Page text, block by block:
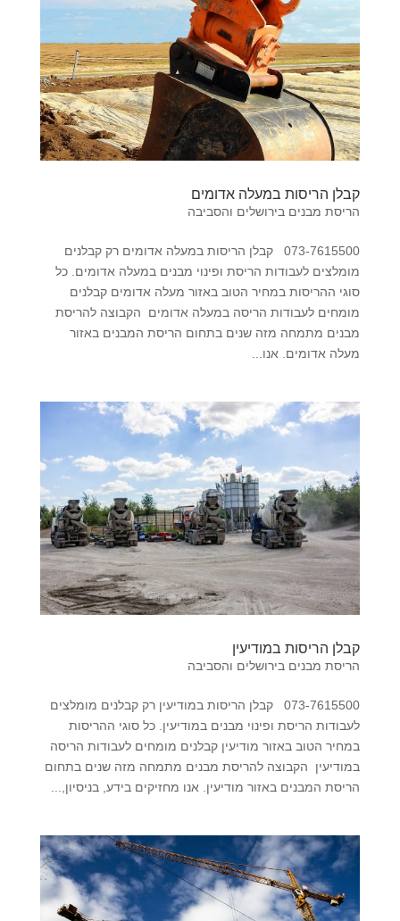
קבלן הריסות במעלה אדומים
הריסת מבנים בירושלים והסביבה
073-7615500 קבלן הריסות במעלה אדומים רק קבלנים
מומלצים לעבודות הריסת ופינוי מבנים במעלה אדומים. כל
סוגי ההריסות במחיר הטוב באזור מעלה אדומים קבלנים
מומחים לעבודות הריסה במעלה אדומים הקבוצה להריסת
מבנים מתמחה מזה שנים בתחום הריסת המבנים באזור
מעלה אדומים. אנו...
קבלן הריסות במודיעין
הריסת מבנים בירושלים והסביבה
073-7615500 קבלן הריסות במודיעין רק קבלנים מומלצים
לעבודות הריסת ופינוי מבנים במודיעין. כל סוגי ההריסות
במחיר הטוב באזור מודיעין קבלנים מומחים לעבודות הריסה
במודיעין הקבוצה להריסת מבנים מתמחה מזה שנים בתחום
הריסת המבנים באזור מודיעין. אנו מחזיקים בידע, בניסיון,...